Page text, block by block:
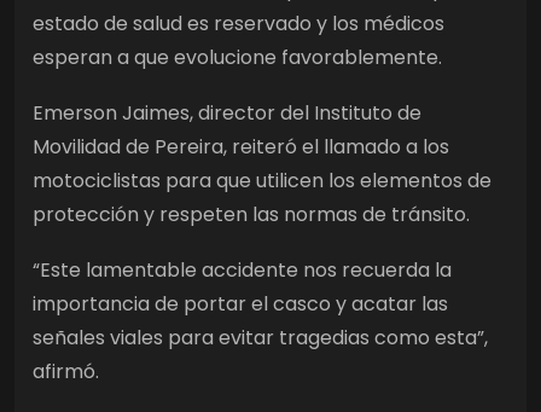
estado de salud es reservado y los médicos
esperan a que evolucione favorablemente.
Emerson Jaimes, director del Instituto de
Movilidad de Pereira, reiteró el llamado a los
motociclistas para que utilicen los elementos de
protección y respeten las normas de tránsito.
“Este lamentable accidente nos recuerda la
importancia de portar el casco y acatar las
señales viales para evitar tragedias como esta”,
afirmó.